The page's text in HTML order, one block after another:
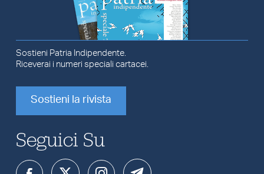
Sostieni Patria Indipendente.
Riceverai i numeri speciali cartacei.
Sostieni la rivista
Seguici Su